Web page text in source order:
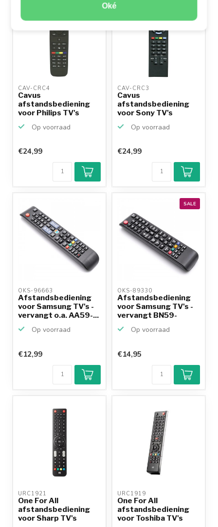
Oké
CAV-CRC4
Cavus
afstandsbediening
voor Philips TV's
Op voorraad
€24,99
CAV-CRC3
Cavus
afstandsbediening
voor Sony TV's
Op voorraad
€24,99
OKS-96663
Afstandsbediening
voor Samsung TV's -
vervangt o.a. AA59-...
Op voorraad
€12,99
SALE
OKS-89330
Afstandsbediening
voor Samsung TV's -
vervangt BN59-
Op voorraad
€14,95
URC1921
One For All
afstandsbediening
voor Sharp TV's
URC1919
One For All
afstandsbediening
voor Toshiba TV's